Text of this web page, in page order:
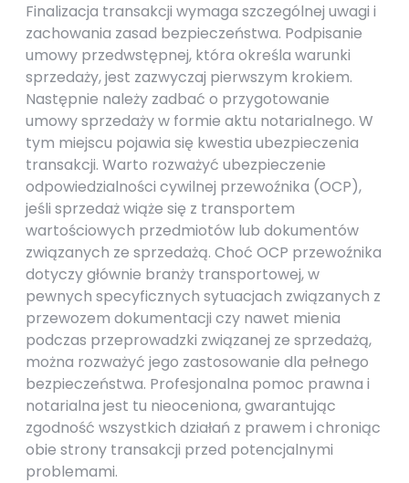
Finalizacja transakcji wymaga szczególnej uwagi i
zachowania zasad bezpieczeństwa. Podpisanie
umowy przedwstępnej, która określa warunki
sprzedaży, jest zazwyczaj pierwszym krokiem.
Następnie należy zadbać o przygotowanie
umowy sprzedaży w formie aktu notarialnego. W
tym miejscu pojawia się kwestia ubezpieczenia
transakcji. Warto rozważyć ubezpieczenie
odpowiedzialności cywilnej przewoźnika (OCP),
jeśli sprzedaż wiąże się z transportem
wartościowych przedmiotów lub dokumentów
związanych ze sprzedażą. Choć OCP przewoźnika
dotyczy głównie branży transportowej, w
pewnych specyficznych sytuacjach związanych z
przewozem dokumentacji czy nawet mienia
podczas przeprowadzki związanej ze sprzedażą,
można rozważyć jego zastosowanie dla pełnego
bezpieczeństwa. Profesjonalna pomoc prawna i
notarialna jest tu nieoceniona, gwarantując
zgodność wszystkich działań z prawem i chroniąc
obie strony transakcji przed potencjalnymi
problemami.